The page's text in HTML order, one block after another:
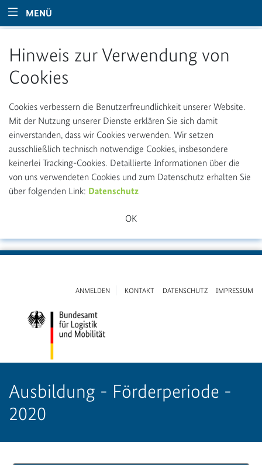
Hinweis zur Verwendung von
Cookies
Cookies verbessern die Benutzerfreundlichkeit unserer Website.
Mit der Nutzung unserer Dienste erklären Sie sich damit
einverstanden, dass wir Cookies verwenden. Wir setzen
ausschließlich technisch notwendige Cookies, insbesondere
keinerlei Tracking-Cookies. Detaillierte Informationen über die
von uns verwendeten Cookies und zum Datenschutz erhalten Sie
über folgenden Link: Datenschutz
OK
MENÜ
ANMELDEN KONTAKT DATENSCHUTZ IMPRESSUM
Ausbildung - Förderperiode -
2020